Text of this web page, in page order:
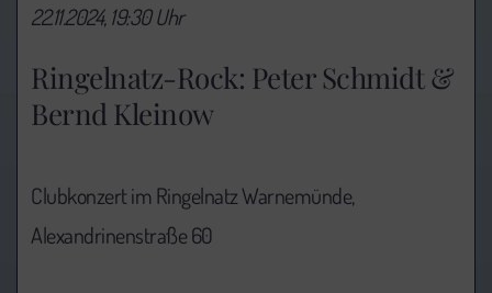
Ringelnatz-Rock: Peter Schmidt &
Bernd Kleinow
22.11.2024, 19:30 Uhr
Clubkonzert im Ringelnatz Warnemünde,
Alexandrinenstraße 60